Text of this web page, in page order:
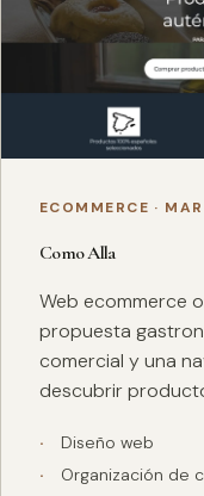
ECOMMERCE ·
Como Alla
Web ecommerce
propuesta
comercial y una
descubrir
Diseño web
Organización de